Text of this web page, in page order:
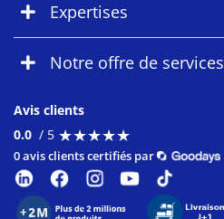
Expertises
Notre offre de services
Avis clients
0.0 / 5 ★★★★★
★★★★★
0 avis clients certifiés par